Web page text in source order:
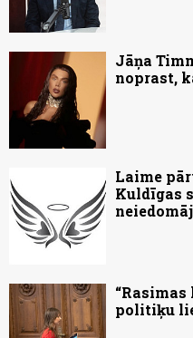
Jāņa
noprast,
Laime
Kuldīgas
politiķu